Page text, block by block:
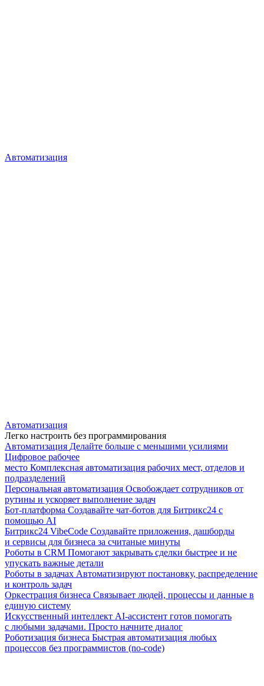
Автоматизация
Автоматизация
Легко настроить без программирования
Автоматизация Делайте больше с меньшими усилиями
Цифровое рабочее
место Комплексная автоматизация рабочих мест, отделов и
подразделений
Персональная автоматизация Освобождает сотрудников от
рутины и ускоряет выполнение задач
Бот-платформа Создавайте чат-ботов для Битрикс24 с
помощью AI
Битрикс24 VibeCode Создавайте приложения, дашборды
и сервисы для бизнеса за считаные минуты
Роботы в CRM Помогают закрывать сделки быстрее и не
упускать важные детали
Роботы в задачах Автоматизируют постановку, распределение
и контроль задач
Оркестрация бизнеса Связывает людей, процессы и данные в
единую систему
Искусственный интеллект AI-ассистент готов помогать
с любыми задачами. Просто начните диалог
Роботизация бизнеса Быстрая автоматизация любых
процессов без программистов (no-code)